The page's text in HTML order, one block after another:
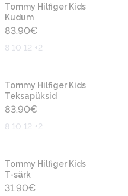
Tommy Hilfiger Kids
Kudum
83.90€
8 10 12 +2
Tommy Hilfiger Kids
Teksapüksid
83.90€
8 10 12 +2
Tommy Hilfiger Kids
T-särk
31.90€